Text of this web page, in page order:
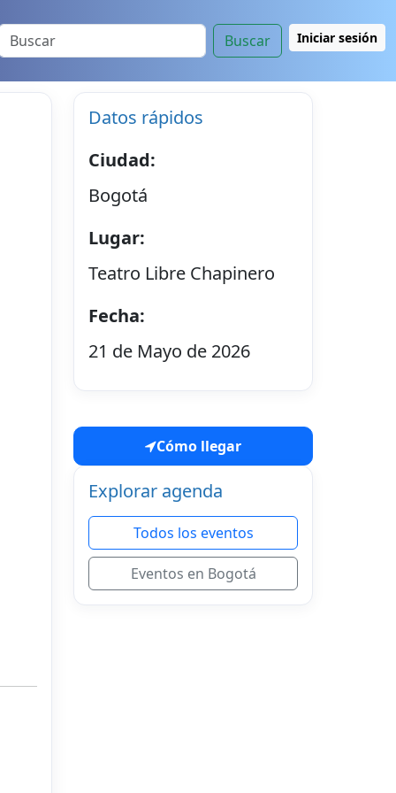
Buscar Iniciar sesión
Datos rápidos
Ciudad:
Bogotá
Lugar:
Teatro Libre Chapinero
Fecha:
21 de Mayo de 2026
Cómo llegar
Explorar agenda
Todos los eventos
Eventos en Bogotá